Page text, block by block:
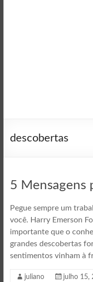
descobertas
5 Mensagens
Pegue sempre um
você. Harry Emerson
importante que o
grandes descobertas
sentimentos vinham à
juliano julho 15,